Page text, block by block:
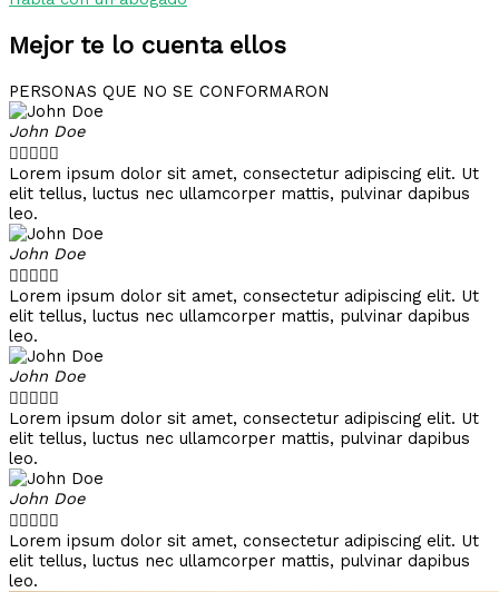
Mejor te lo cuenta ellos
PERSONAS QUE NO SE CONFORMARON
John Doe

Lorem ipsum dolor sit amet, consectetur adipiscing elit. Ut
elit tellus, luctus nec ullamcorper mattis, pulvinar dapibus
leo.
John Doe

Lorem ipsum dolor sit amet, consectetur adipiscing elit. Ut
elit tellus, luctus nec ullamcorper mattis, pulvinar dapibus
leo.
John Doe

Lorem ipsum dolor sit amet, consectetur adipiscing elit. Ut
elit tellus, luctus nec ullamcorper mattis, pulvinar dapibus
leo.
John Doe

Lorem ipsum dolor sit amet, consectetur adipiscing elit. Ut
elit tellus, luctus nec ullamcorper mattis, pulvinar dapibus
leo.